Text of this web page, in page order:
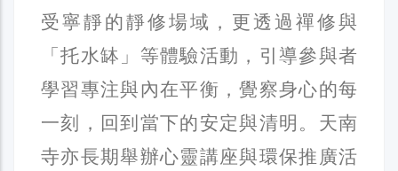
受寧靜的靜修場域，更透過禪修與
「托水缽」等體驗活動，引導參與者
學習專注與內在平衡，覺察身心的每
一刻，回到當下的安定與清明。天南
寺亦長期舉辦心靈講座與環保推廣活